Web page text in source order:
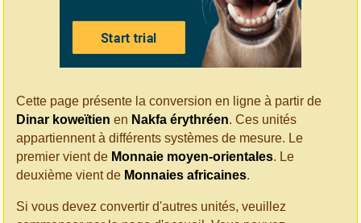
Cette page présente la conversion en ligne à partir de
Dinar koweïtien en Nakfa érythréen. Ces unités
appartiennent à différents systèmes de mesure. Le
premier vient de Monnaie moyen-orientales. Le
deuxième vient de Monnaies africaines.
Si vous devez convertir d'autres unités, veuillez